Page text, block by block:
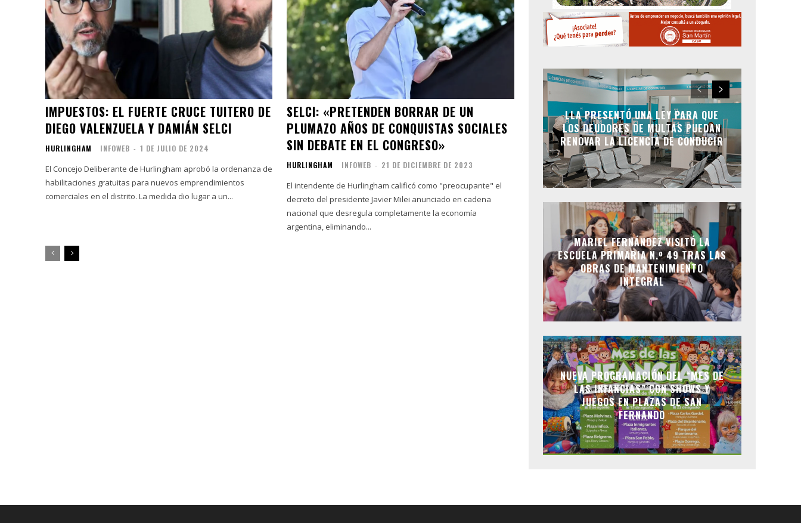
IMPUESTOS: EL FUERTE CRUCE TUITERO DE
DIEGO VALENZUELA Y DAMIÁN SELCI
HURLINGHAM INFOWEB - 1 DE JULIO DE 2024
El Concejo Deliberante de Hurlingham aprobó la ordenanza de
habilitaciones gratuitas para nuevos emprendimientos
comerciales en el distrito. La medida dio lugar a un...
SELCI: «PRETENDEN BORRAR DE UN
PLUMAZO AÑOS DE CONQUISTAS SOCIALES
SIN DEBATE EN EL CONGRESO»
HURLINGHAM INFOWEB - 21 DE DICIEMBRE DE 2023
El intendente de Hurlingham calificó como "preocupante" el
decreto del presidente Javier Milei anunciado en cadena
nacional que desregula completamente la economía
argentina, eliminando...
LLA PRESENTÓ UNA LEY PARA QUE
LOS DEUDORES DE MULTAS PUEDAN
RENOVAR LA LICENCIA DE CONDUCIR
MARIEL FERNÁNDEZ VISITÓ LA
ESCUELA PRIMARIA N.º 49 TRAS LAS
OBRAS DE MANTENIMIENTO
INTEGRAL
NUEVA PROGRAMACIÓN DEL “MES DE
LAS INFANCIAS” CON SHOWS Y
JUEGOS EN PLAZAS DE SAN
FERNANDO